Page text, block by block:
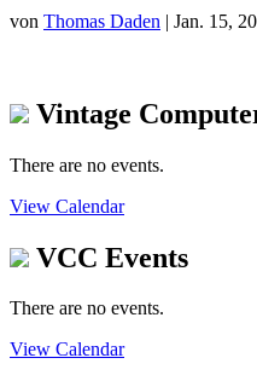
von Thomas Daden | Jan. 15,
Vintage
There are no events.
View Calendar
VCC Events
There are no events.
View Calendar